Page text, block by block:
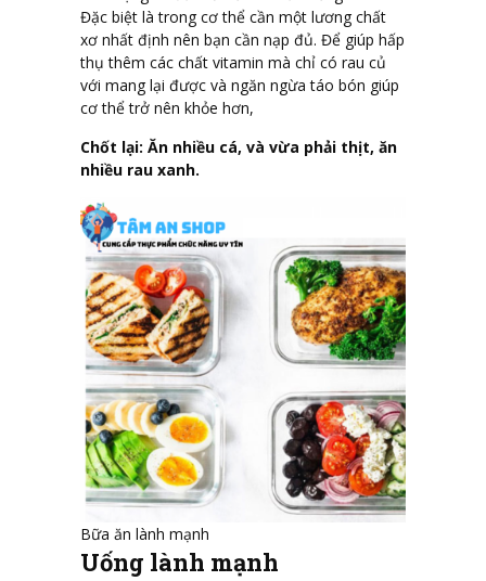
Đặc biệt là trong cơ thể cần một lương chất
xơ nhất định nên bạn cần nạp đủ. Để giúp hấp
thụ thêm các chất vitamin mà chỉ có rau củ
với mang lại được và ngăn ngừa táo bón giúp
cơ thể trở nên khỏe hơn,
Chốt lại: Ăn nhiều cá, và vừa phải thịt, ăn
nhiều rau xanh.
Bữa ăn lành mạnh
Uống lành mạnh